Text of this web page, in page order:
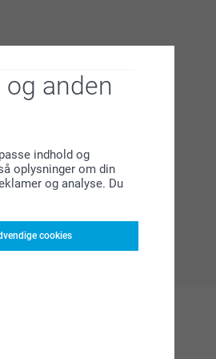
anden
indhold og
oplysninger om din
og analyse. Du
cookies